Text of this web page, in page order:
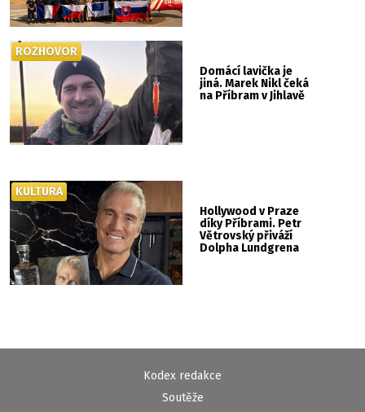
Domácí lavička je
jiná. Marek Nikl čeká
na Příbram v Jihlavě
ROZHOVOR
Hollywood v Praze
díky Příbrami. Petr
Větrovský přiváží
Dolpha Lundgrena
KULTURA
Kodex redakce
Soutěže